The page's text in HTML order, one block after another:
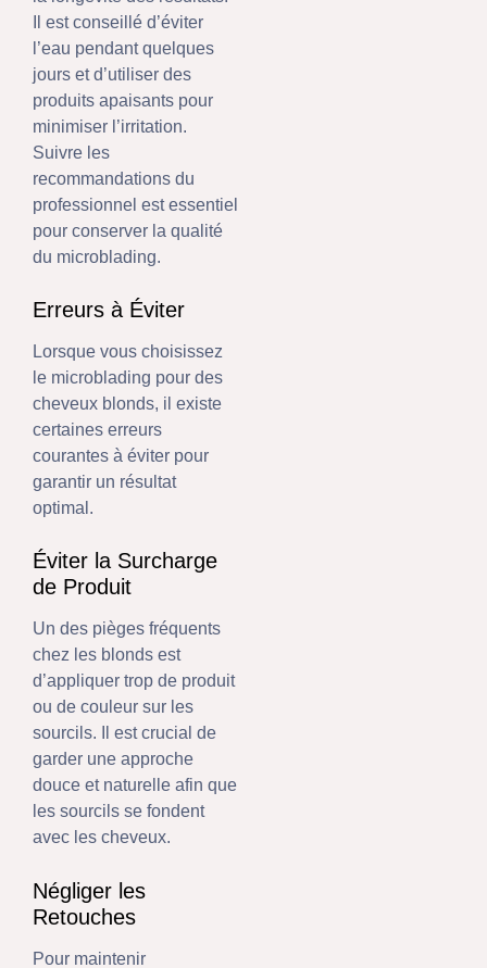
Il est conseillé d’éviter
l’eau pendant quelques
jours et d’utiliser des
produits apaisants pour
minimiser l’irritation.
Suivre les
recommandations du
professionnel est essentiel
pour conserver la qualité
du microblading.
Erreurs à Éviter
Lorsque vous choisissez
le microblading pour des
cheveux blonds, il existe
certaines erreurs
courantes à éviter pour
garantir un résultat
optimal.
Éviter la Surcharge
de Produit
Un des pièges fréquents
chez les blonds est
d’appliquer trop de produit
ou de couleur sur les
sourcils. Il est crucial de
garder une approche
douce et naturelle afin que
les sourcils se fondent
avec les cheveux.
Négliger les
Retouches
Pour maintenir